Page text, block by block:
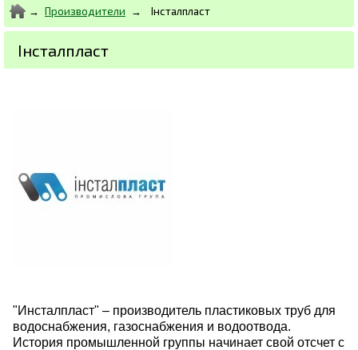
Производители Інсталпласт
Інсталпласт
"Инсталпласт" – производитель пластиковых труб для
водоснабжения, газоснабжения и водоотвода.
История промышленной группы начинает свой отсчет с